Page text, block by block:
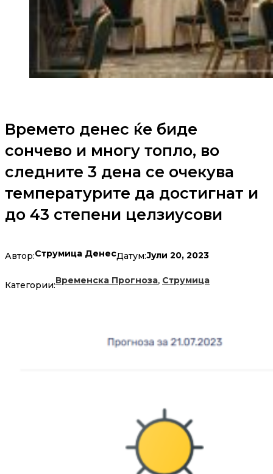
Времето денес ќе биде
сончево и многу топло, во
следните 3 дена се очекува
температурите да достигнат и
до 43 степени целзиусови
Автор:Струмица ДенесДатум:Јули 20, 2023
Категории:Временска Прогноза, Струмица